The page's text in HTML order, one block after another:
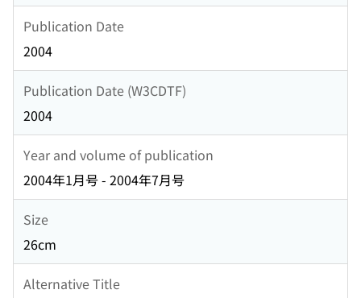
Publication Date
2004
Publication Date (W3CDTF)
2004
Year and volume of publication
2004年1月号 - 2004年7月号
Size
26cm
Alternative Title